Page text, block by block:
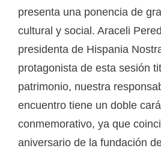
presenta una ponencia de
cultural y social. Araceli
presidenta de Hispania
protagonista de esta sesión
patrimonio, nuestra
encuentro tiene un doble
conmemorativo, ya que
aniversario de la fundación